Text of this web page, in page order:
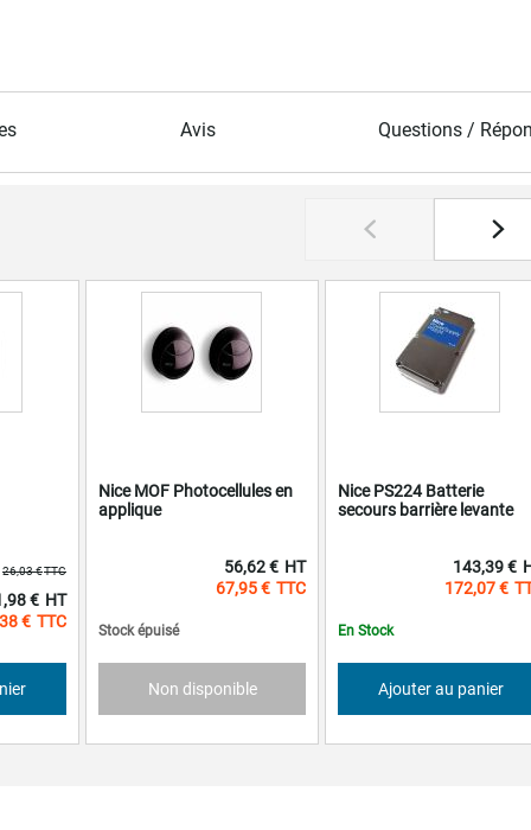
Avis Questions /
€
€
26,03 €
Nice MOF Photocellules en
applique
Stock épuisé
67,95 €
56,62 €
Non disponible
Nice PS224 Batterie
secours barrière levante
En Stock
172,07 €
143,39 €
Ajouter au panier